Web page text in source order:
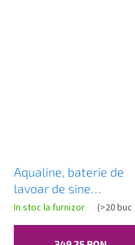
Aqualine, baterie de
lavoar de sine
stătătoare DAPHNE,
fără priză, crom,
In stoc la furnizor (>20 buc